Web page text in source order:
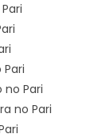
no Pari
no Pari